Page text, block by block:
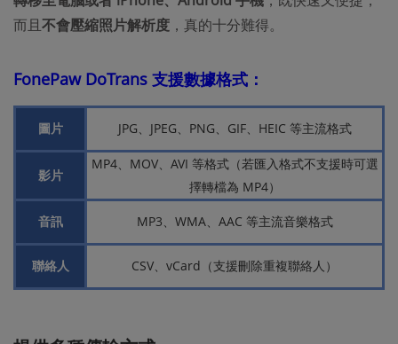
而且不會壓縮照片解析度 ，真的十分難得。
FonePaw DoTrans 支援數據格式：
圖片 JPG、JPEG、PNG、GIF、HEIC 等主流格式
影片
MP4、MOV、AVI 等格式（若匯入格式不支援時可選
擇轉檔為 MP4）
音訊 MP3、WMA、AAC 等主流音樂格式
聯絡人 CSV、vCard（支援刪除重複聯絡人）